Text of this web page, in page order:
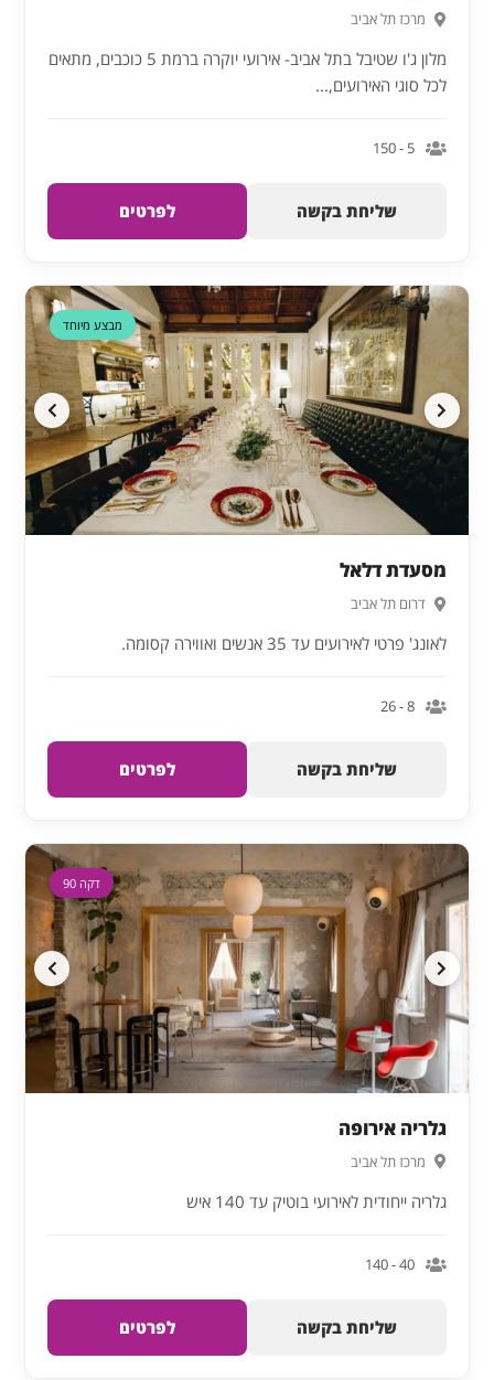
מרכז תל אביב
מלון ג'ו שטיבל בתל אביב- אירועי יוקרה ברמת 5 כוכבים, מתאים
לכל סוגי האירועים,...
5 - 150
שליחת בקשה לפרטים
מבצע מיוחד
מסעדת דלאל
דרום תל אביב
לאונג' פרטי לאירועים עד 35 אנשים ואווירה קסומה.
8 - 26
שליחת בקשה לפרטים
דקה 90
גלריה אירופה
מרכז תל אביב
גלריה ייחודית לאירועי בוטיק עד 140 איש
40 - 140
שליחת בקשה לפרטים